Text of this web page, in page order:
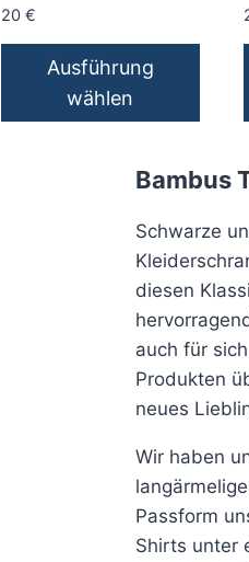
gewählt
werden
20€
Ausführung
wählen
Bambus
Schwarze
diesen
auch für
Produkten
neues
Wir haben
Passform
Shirts unter